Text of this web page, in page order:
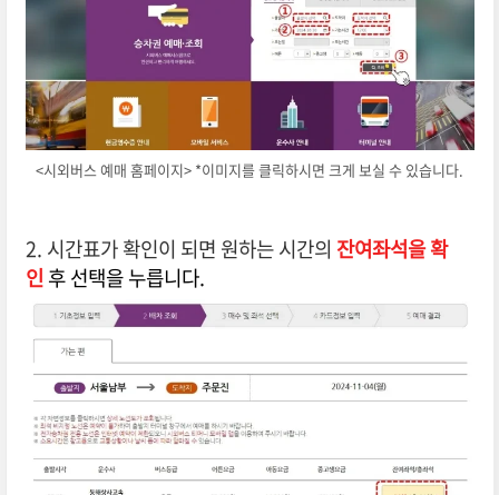
<시외버스 예매 홈페이지> *이미지를 클릭하시면 크게 보실 수 있습니다.
2. 시간표가 확인이 되면 원하는 시간의 잔여좌석을 확
인후 선택을누릅니다.